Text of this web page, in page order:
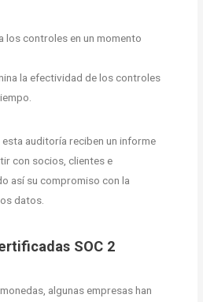
los controles en un momento
la efectividad de los controles
auditoría reciben un informe
con socios, clientes e
así su compromiso con la
datos.
SOC 2
algunas empresas han